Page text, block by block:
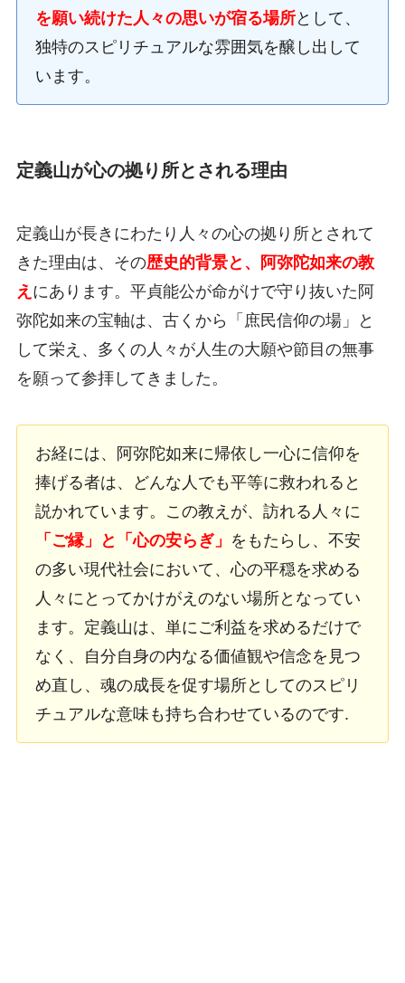
を願い続けた人々の思いが宿る場所として、
独特のスピリチュアルな雰囲気を醸し出して
います。
定義山が心の拠り所とされる理由
定義山が長きにわたり人々の心の拠り所とされて
きた理由は、その歴史的背景と、阿弥陀如来の教
え にあります。平貞能公が命がけで守り抜いた阿
弥陀如来の宝軸は、古くから「庶民信仰の場」と
して栄え、多くの人々が人生の大願や節目の無事
を願って参拝してきました。
お経には、阿弥陀如来に帰依し一心に信仰を
捧げる者は、どんな人でも平等に救われると
説かれています。この教えが、訪れる人々に
「ご縁」と「心の安らぎ」 をもたらし、不安
の多い現代社会において、心の平穏を求める
人々にとってかけがえのない場所となってい
ます。定義山は、単にご利益を求めるだけで
なく、自分自身の内なる価値観や信念を見つ
め直し、魂の成長を促す場所としてのスピリ
チュアルな意味も持ち合わせているのです.